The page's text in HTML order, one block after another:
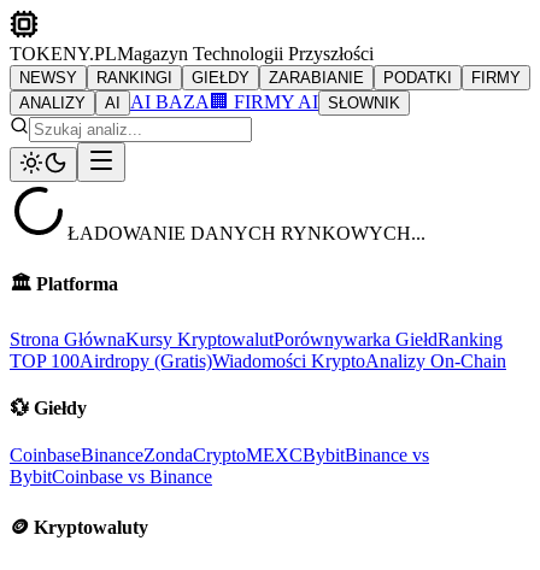
TOKENY.PLMagazyn Technologii Przyszłości
NEWSY RANKINGI GIEŁDY ZARABIANIE PODATKI
FIRMY
ANALIZY
AI AI BAZA 🏢 FIRMY AI SŁOWNIK
ŁADOWANIE DANYCH RYNKOWYCH...
🏛️ Platforma
Strona GłównaKursy KryptowalutPorównywarka GiełdRanking
TOP 100Airdropy (Gratis)Wiadomości KryptoAnalizy On-Chain
💱 Giełdy
CoinbaseBinanceZondaCryptoMEXCBybitBinance vs
BybitCoinbase vs Binance
🪙 Kryptowaluty